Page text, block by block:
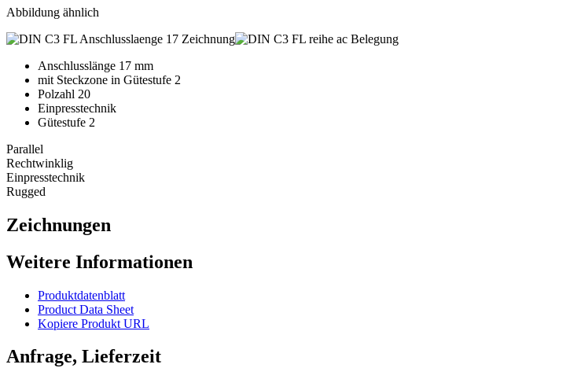
Abbildung ähnlich
Anschlusslänge 17 mm
mit Steckzone in Gütestufe 2
Polzahl 20
Einpresstechnik
Gütestufe 2
Parallel
Rechtwinklig
Einpresstechnik
Rugged
Zeichnungen
Weitere Informationen
Produktdatenblatt
Product Data Sheet
Kopiere Produkt URL
Anfrage, Lieferzeit